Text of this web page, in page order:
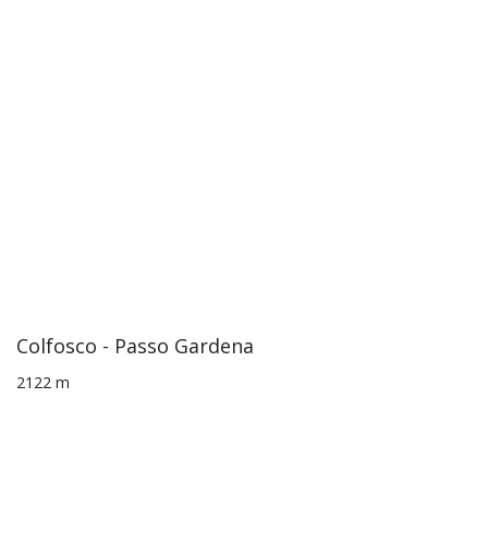
Colfosco - Passo Gardena
2122 m